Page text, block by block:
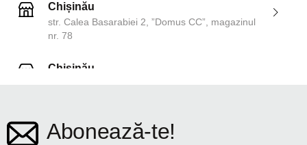
Chișinău
str. Calea Basarabiei 2, ”Domus CC”, magazinul
nr. 78
Chișinău
Abonează-te!